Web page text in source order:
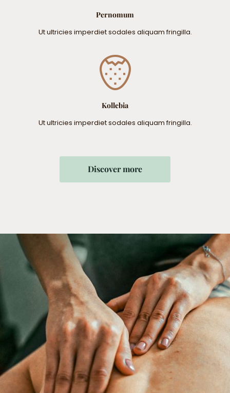
Pernomum
Ut ultricies imperdiet sodales aliquam fringilla.
Kollebia
Ut ultricies imperdiet sodales aliquam fringilla.
Discover more